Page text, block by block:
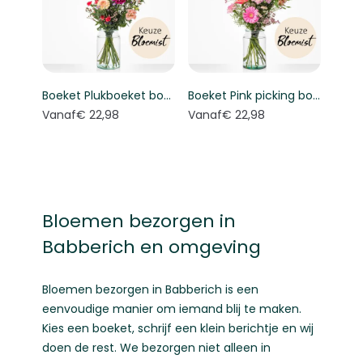
Boeket Plukboeket bont - Keuze bloemist
Vanaf€ 22,98
Boeket Pink picking bouquet - Florist's choice
Vanaf€ 22,98
Bloemen bezorgen in
Babberich en omgeving
Bloemen bezorgen in Babberich is een
eenvoudige manier om iemand blij te maken.
Kies een boeket, schrijf een klein berichtje en wij
doen de rest. We bezorgen niet alleen in